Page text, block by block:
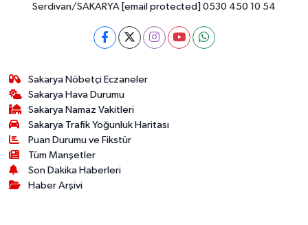
Serdivan/SAKARYA [email protected] 0530 450 10 54
Sakarya Nöbetçi Eczaneler
Sakarya Hava Durumu
Sakarya Namaz Vakitleri
Sakarya Trafik Yoğunluk Haritası
Puan Durumu ve Fikstür
Tüm Manşetler
Son Dakika Haberleri
Haber Arşivi